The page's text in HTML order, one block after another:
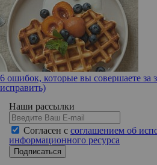
6 ошибок, которые вы совершаете за
исправить)
Наши рассылки
Согласен с соглашением об
информационного ресурса
Подписаться